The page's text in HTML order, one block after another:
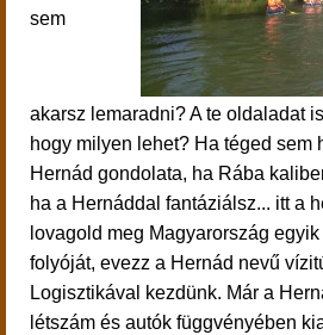
sem
akarsz lemaradni? A te oldaladat
hogy milyen lehet? Ha téged sem
Hernád gondolata, ha Rába
ha a Hernáddal fantáziálsz... itt a
lovagold meg Magyarország
folyóját, evezz a Hernád nevű
Logisztikával kezdünk. Már a
létszám és autók függvényében